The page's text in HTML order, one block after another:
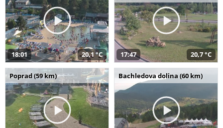
18:01 20,1 °C 17:47 20,7 °C
Poprad (59 km) Bachledova dolina (60 km)